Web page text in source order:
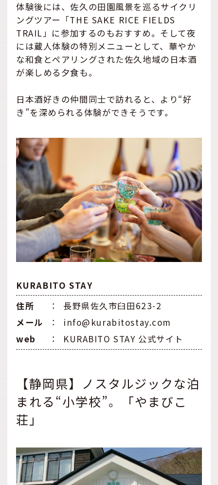
体験後には、佐久の田園風景を巡るサイクリ
ングツアー「THE SAKE RICE FIELDS
TRAIL」に参加するのもおすすめ。そして夜
には蔵人体験の特別メニューとして、華やか
な和食とペアリングされた佐久地域の日本酒
が楽しめる夕食も。
日本酒好きの仲間同士で訪れると、より“好
き”を深められる体験ができそうです。
KURABITO STAY
住所
：
長野県佐久市臼田623-2
メール
：
info@kurabitostay.com
web
： KURABITO STAY 公式サイト
【静岡県】ノスタルジックな泊
まれる“小学校”。「やまびこ
荘」